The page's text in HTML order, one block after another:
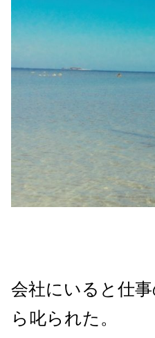
会社にいると仕
ら叱られた。